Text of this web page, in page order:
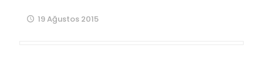
19 Ağustos 2015